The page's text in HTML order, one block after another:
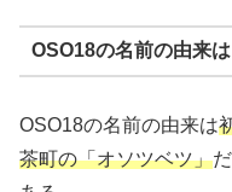
OSO18の名前の由来は
OSO18の名前の由来は
茶町の「オソツベツ」